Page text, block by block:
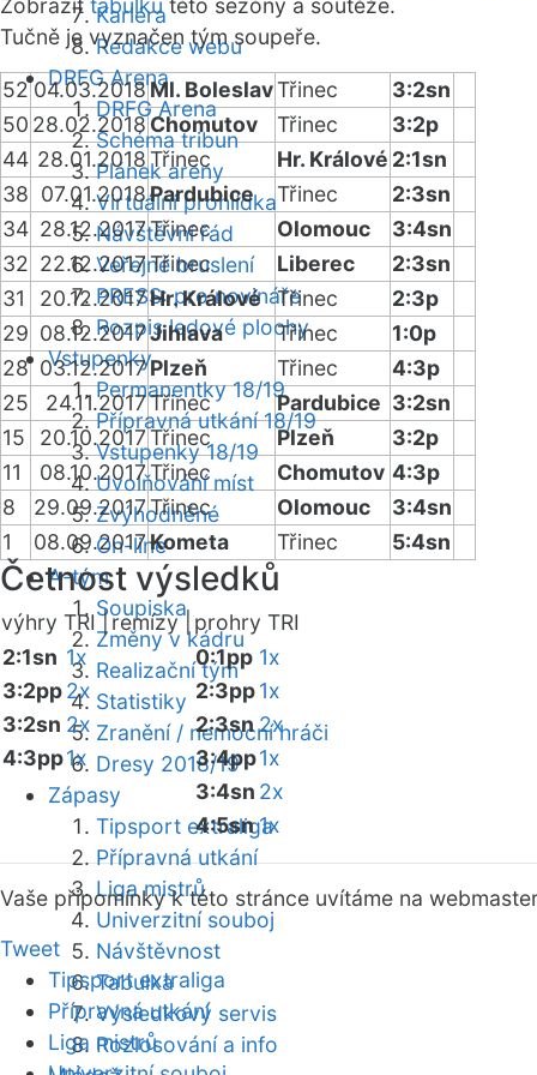
Kariéra
Redakce webu
DRFG Arena
DRFG Arena
Schéma tribun
Plánek areny
Virtuální prohlídka
Návštěvní řád
Veřejné bruslení
PRESS: pro novináře
Rozpis ledové plochy
Vstupenky
Permanentky 18/19
Přípravná utkání 18/19
Vstupenky 18/19
Uvolňování míst
Zvýhodněné
On-line
A-tým
Soupiska
Změny v kádru
Realizační tým
Statistiky
Zranění / nemocní hráči
Dresy 2018/19
Zápasy
Tipsport extraliga
Přípravná utkání
Liga mistrů
Univerzitní souboj
Návštěvnost
Tabulka
Výsledkový servis
Rozlosování a info
Zobrazit tabulku této sezóny a soutěže.
Tučně je vyznačen tým soupeře.
52 04.03.2018 Ml. BoleslavTřinec
3:2sn
50 28.02.2018Chomutov Třinec
3:2p
44 28.01.2018Třinec Hr. Králové 2:1sn
38 07.01.2018Pardubice Třinec
2:3sn
34 28.12.2017Třinec Olomouc
3:4sn
32 22.12.2017Třinec Liberec
2:3sn
31
20.12.2017Hr. Králové Třinec
2:3p
29 08.12.2017Jihlava Třinec
1:0p
28 03.12.2017Plzeň Třinec
4:3p
25
24.11.2017Třinec Pardubice 3:2sn
15
20.10.2017Třinec Plzeň
3:2p
11
08.10.2017Třinec Chomutov 4:3p
8
29.09.2017Třinec Olomouc
3:4sn
1
08.09.2017Kometa Třinec 5:4sn
Četnost výsledků
výhry TRI |remízy | prohry TRI
2:1sn 1x
3:2pp2x
3:2sn 2x
4:3pp1x
0:1pp 1x
2:3pp1x
2:3sn2x
3:4pp1x
3:4sn 2x
4:5sn1x
Vaše připomínky k této stránce uvítáme na webmaster
Tweet
Tipsport extraliga
Přípravná utkání
Liga mistrů